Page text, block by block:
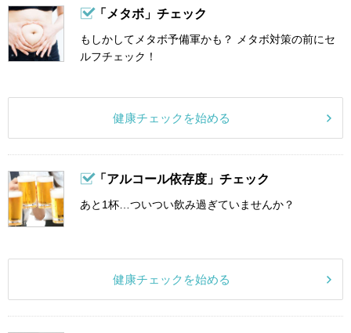
「メタボ」チェック
もしかしてメタボ予備軍かも？ メタボ対策の前にセ
ルフチェック！
健康チェックを始める
「アルコール依存度」チェック
あと1杯…ついつい飲み過ぎていませんか？
健康チェックを始める